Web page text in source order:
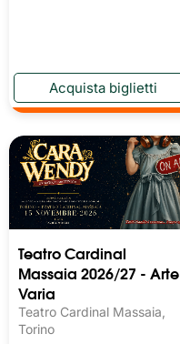
Teatro Cardinal
Massaia 2026/27 - Arte
Varia
Teatro Cardinal Massaia,
Torino